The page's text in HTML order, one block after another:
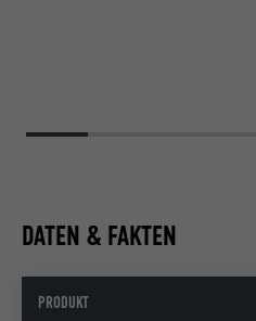
DATEN & FAKTEN
PRODUKT